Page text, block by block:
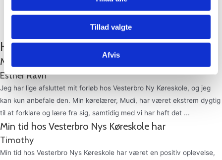
Tillad valgte
Afvis
bedste er, på køreprøvedagen, at se en glad og smilende elev med
Hvad siger eleverne?
Muligvis KBH’s bedste køreskole
Esther Ravn
Jeg har lige afsluttet mit forløb hos Vesterbro Ny Køreskole, og jeg
kan kun anbefale den. Min kørelærer, Mudi, har været ekstrem dygtig
til at forklare og lære fra sig, samtidig med vi har haft det ...
Min tid hos Vesterbro Nys Køreskole har
Timothy
Min tid hos Vesterbro Nys Køreskole har været en positiv oplevelse,